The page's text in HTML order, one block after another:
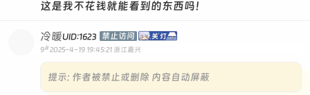
这是我不花钱就能看到的东西吗！
冷暖UID:1623 禁止访问
9# 2025-4-19 19:45:21 浙江嘉兴
提示: 作者被禁止或删除 内容自动屏蔽